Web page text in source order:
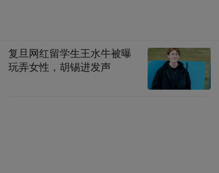
复旦网红留学生王水牛被曝
玩弄女性，胡锡进发声